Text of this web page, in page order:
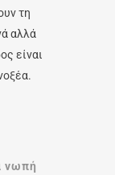
τη
αλλά
είναι
νωπή